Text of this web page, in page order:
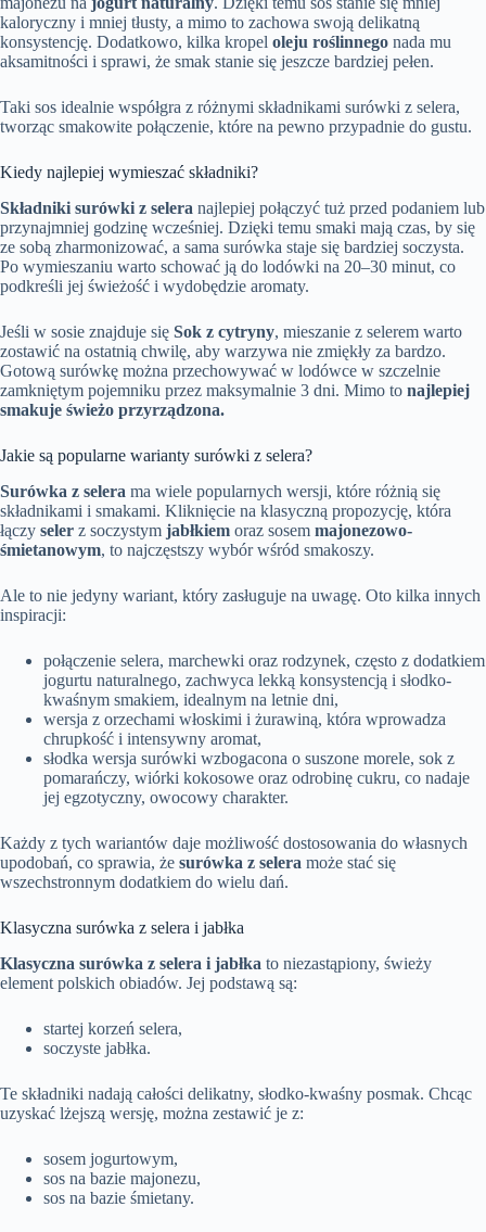
kaloryczny i mniej tłusty, a mimo to zachowa swoją delikatną
konsystencję. Dodatkowo, kilka kropel oleju roślinnego nada mu
aksamitności i sprawi, że smak stanie się jeszcze bardziej pełen.
Taki sos idealnie współgra z różnymi składnikami surówki z selera,
tworząc smakowite połączenie, które na pewno przypadnie do gustu.
Kiedy najlepiej wymieszać składniki?
Składniki surówki z selera najlepiej połączyć tuż przed podaniem lub
przynajmniej godzinę wcześniej. Dzięki temu smaki mają czas, by się
ze sobą zharmonizować, a sama surówka staje się bardziej soczysta.
Po wymieszaniu warto schować ją do lodówki na 20–30 minut, co
podkreśli jej świeżość i wydobędzie aromaty.
Jeśli w sosie znajduje się Sok z cytryny, mieszanie z selerem warto
zostawić na ostatnią chwilę, aby warzywa nie zmiękły za bardzo.
Gotową surówkę można przechowywać w lodówce w szczelnie
zamkniętym pojemniku przez maksymalnie 3 dni. Mimo to najlepiej
smakuje świeżo przyrządzona.
Jakie są popularne warianty surówki z selera?
Surówka z selera ma wiele popularnych wersji, które różnią się
składnikami i smakami. Kliknięcie na klasyczną propozycję, która
łączy seler z soczystym jabłkiem oraz sosem majonezowo-
śmietanowym, to najczęstszy wybór wśród smakoszy.
Ale to nie jedyny wariant, który zasługuje na uwagę. Oto kilka innych
inspiracji:
połączenie selera, marchewki oraz rodzynek, często z dodatkiem
jogurtu naturalnego, zachwyca lekką konsystencją i słodko-
kwaśnym smakiem, idealnym na letnie dni,
wersja z orzechami włoskimi i żurawiną, która wprowadza
chrupkość i intensywny aromat,
słodka wersja surówki wzbogacona o suszone morele, sok z
pomarańczy, wiórki kokosowe oraz odrobinę cukru, co nadaje
jej egzotyczny, owocowy charakter.
Każdy z tych wariantów daje możliwość dostosowania do własnych
upodobań, co sprawia, że surówka z selera może stać się
wszechstronnym dodatkiem do wielu dań.
Klasyczna surówka z selera i jabłka
Klasyczna surówka z selera i jabłka to niezastąpiony, świeży
element polskich obiadów. Jej podstawą są:
startej korzeń selera,
soczyste jabłka.
Te składniki nadają całości delikatny, słodko-kwaśny posmak. Chcąc
uzyskać lżejszą wersję, można zestawić je z:
sosem jogurtowym,
sos na bazie majonezu,
sos na bazie śmietany.